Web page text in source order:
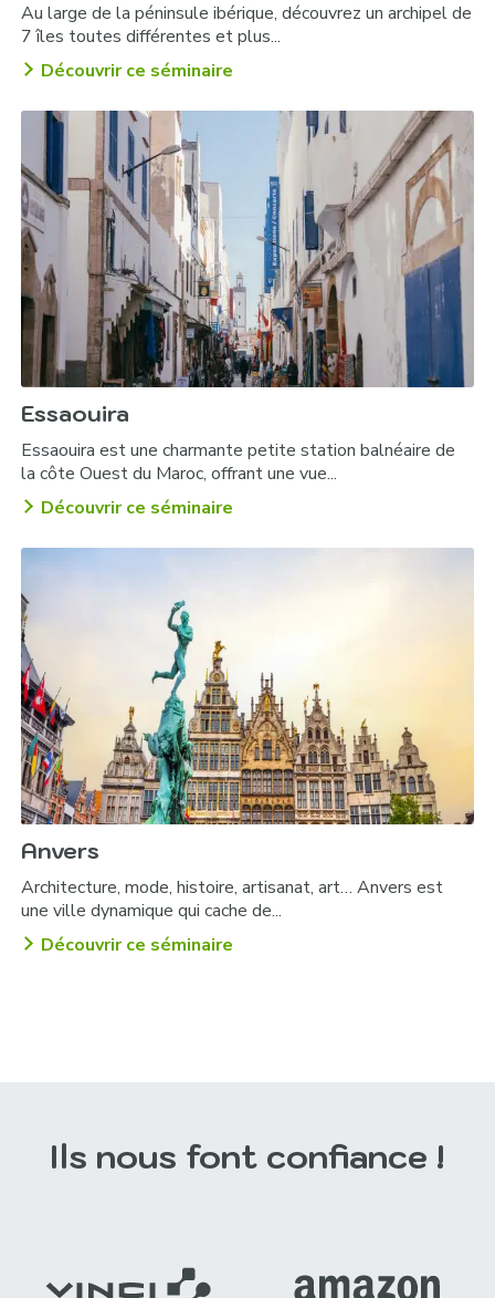
Au large de la péninsule ibérique, découvrez un archipel de
7 îles toutes différentes et plus...
Découvrir ce séminaire
Essaouira
Essaouira est une charmante petite station balnéaire de
la côte Ouest du Maroc, offrant une vue...
Découvrir ce séminaire
Anvers
Architecture, mode, histoire, artisanat, art… Anvers est
une ville dynamique qui cache de...
Découvrir ce séminaire
Ils nous font confiance !